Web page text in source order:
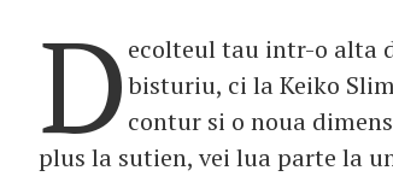
D ecolteul tau intr-o alta
bisturiu, ci la Keiko
contur si o noua
plus la sutien, vei lua parte la